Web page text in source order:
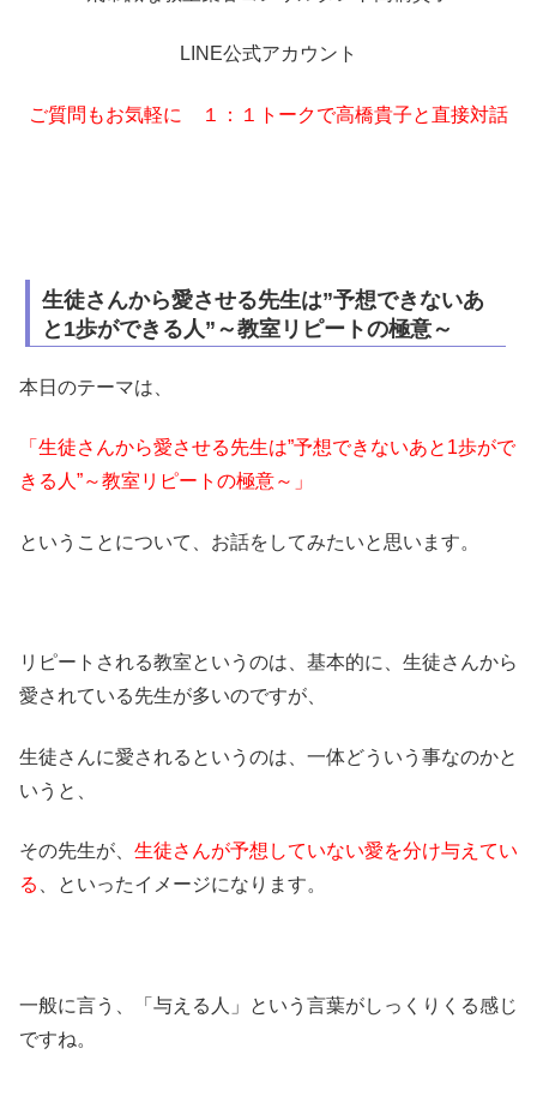
LINE公式アカウント
ご質問もお気軽に １：１トークで高橋貴子と直接対話
生徒さんから愛させる先生は”予想できないあ
と1歩ができる人”～教室リピートの極意～
本日のテーマは、
「生徒さんから愛させる先生は”予想できないあと1歩がで
きる人”～教室リピートの極意～」
ということについて、お話をしてみたいと思います。
リピートされる教室というのは、基本的に、生徒さんから
愛されている先生が多いのですが、
生徒さんに愛されるというのは、一体どういう事なのかと
いうと、
その先生が、 生徒さんが予想していない愛を分け与えてい
る
、といったイメージになります。
一般に言う、「与える人」という言葉がしっくりくる感じ
ですね。